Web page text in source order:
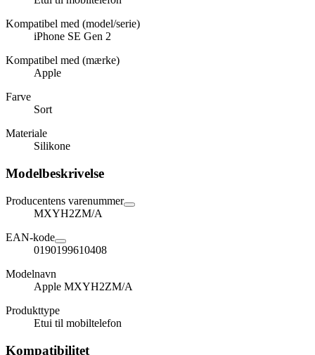
Kompatibel med (model/serie)
iPhone SE Gen 2
Kompatibel med (mærke)
Apple
Farve
Sort
Materiale
Silikone
Modelbeskrivelse
Producentens varenummer
MXYH2ZM/A
EAN-kode
0190199610408
Modelnavn
Apple MXYH2ZM/A
Produkttype
Etui til mobiltelefon
Kompatibilitet